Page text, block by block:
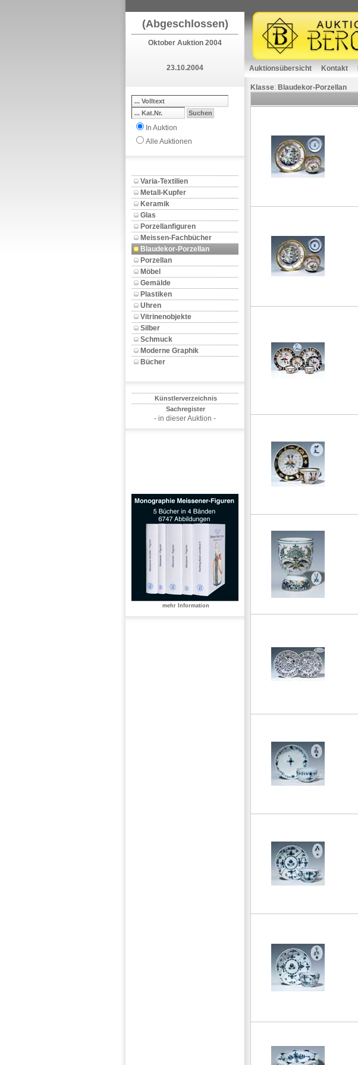
(Abgeschlossen)
Oktober Auktion 2004
23.10.2004
In Auktion
Alle Auktionen
Varia-Textilien
Metall-Kupfer
Keramik
Glas
Porzellanfiguren
Meissen-Fachbücher
Blaudekor-Porzellan
Porzellan
Möbel
Gemälde
Plastiken
Uhren
Vitrinenobjekte
Silber
Schmuck
Moderne Graphik
Bücher
Künstlerverzeichnis
Sachregister
- in dieser Auktion -
mehr Information
Auktionsübersicht Kontakt
Klasse: Blaudekor-Porzellan